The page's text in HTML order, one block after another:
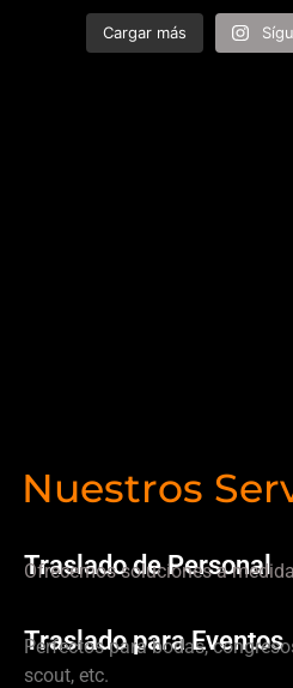
Cargar más
Nuestros
Traslado de Personal
Ofrecemos soluciones a
Traslado para Eventos
Perfectos para bodas,
scout, etc.